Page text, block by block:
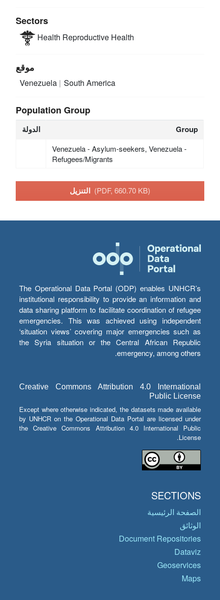
Sectors
Health Reproductive Health
موقع
Venezuela South America
Population Group
الدولة Group
Venezuela - Asylum-seekers, Venezuela -
Refugees/Migrants
(PDF, 660.70 KB)
The Operational Data Portal (ODP) enables UNHCR’s
institutional responsibility to provide an information and
data sharing platform to facilitate coordination of refugee
emergencies. This was achieved using independent
‘situation views’ covering major emergencies such as
the Syria situation or the Central African Republic
emergency, among others.
Creative Commons Attribution 4.0 International
Public License
Except where otherwise indicated, the datasets made available
by UNHCR on the Operational Data Portal are licensed under
the Creative Commons Attribution 4.0 International Public
License.
SECTIONS
الصفحة الرئيسية
الوثائق
Document Repositories
Dataviz
Geoservices
Maps